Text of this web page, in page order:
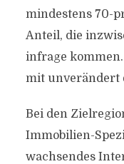
mindestens 70-
Anteil, die
infrage
mit unverändert
Bei den
Immobilien-
wachsendes